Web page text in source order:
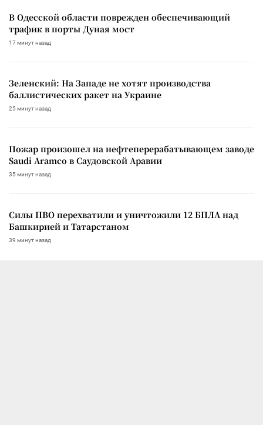
В Одесской области поврежден обеспечивающий
трафик в порты Дуная мост
17 минут назад
Зеленский: На Западе не хотят производства
баллистических ракет на Украине
25 минут назад
Пожар произошел на нефтеперерабатывающем заводе
Saudi Aramco в Саудовской Аравии
35 минут назад
Силы ПВО перехватили и уничтожили 12 БПЛА над
Башкирией и Татарстаном
39 минут назад